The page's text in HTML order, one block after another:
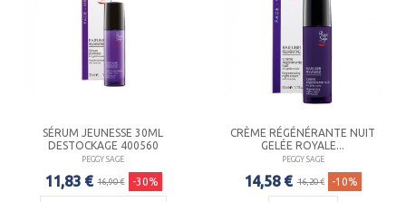
SÉRUM JEUNESSE 30ML
DESTOCKAGE 400560
PEGGY SAGE
11,83 € 16,90 € -30%
CRÈME RÉGÉNÉRANTE NUIT
GELÉE ROYALE...
PEGGY SAGE
14,58 € 16,20 € -10%